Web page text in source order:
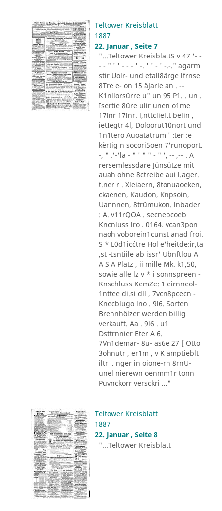
Teltower Kreisblatt
1887
22. Januar , Seite 7
"...Teltower KreisblattS v 47 '- -
- - " ' ' - - - ' -. ' ' - ' -.-." agarm
stir Uolr- und etall8ärge lfrnse
8Tre e- on 15 äJarle an . --
K1nllorsürre u" un 95 P1. . un .
Isertie 8üre ulir unen o1me
17lnr 17lnr. l,nttclieltt belin ,
ietIegtr 4l, Doloorut10nort und
1n1tero Auoatatrum ' :ter :e
kèrtig n socori5oen 7'runoport.
-, " .'-'la - " ' " " - " ', -- ,-- . A
rersemlessdare Jünsütze mit
auah ohne 8ctreibe aui l.ager.
t.ner r . Xleiaern, 8tonuaoeken,
ckaenen, Kaudon, Knpsoin,
Uannnen, 8trümukon. lnbader
: A. v11rQOA . secnepcoeb
Kncnluss lro . 0164. vcan3pon
naoh voborein1cunst anad froi.
S * L0d1ic´ctre Hol e'heitde:ir,ta
,st -Isntiile ab issr' Ubnftlou A
A S A Platz , ii mille Mk. k1,50,
sowie alle lz v * i sonnspreen -
Knschluss KemZe: 1 eirnneol-
1nttee di.si dll , 7vcn8pcecn -
Knecblugo lno . 9l6. Sorten
Brennhölzer werden billig
verkauft. Aa . 9l6 . u1
Dsttrnnier Eter A 6.
7Vn1demar- 8u- as6e 27 [ Otto
3ohnutr , er1m , v K amptieblt
iltr l. nger in oione-rn 8rnU-
unel nierewn oenmm1r tonn
Puvnckorr versckri ..."
Teltower Kreisblatt
1887
22. Januar , Seite 8
"...Teltower Kreisblatt